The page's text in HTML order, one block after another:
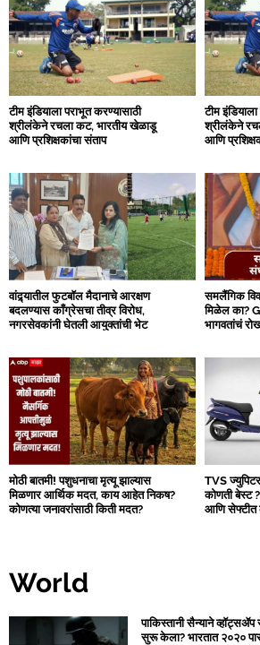
टीम इंडियाला पराभूत करण्यासाठी
श्रीलंकेने रचला कट, भारतीय खेळाडू
आणि प्रशिक्षकांचा संताप
टीम
श्रीलंकेने
आणि
वांद्र्यातील फुटबॉल मैदानाचे आरक्षण
बदलण्यास काँग्रेसचा तीव्र विरोध,
नगरसेवकांनी घेतली आयुक्तांची भेट
समलैंगिक
मिळेल का?
भागवतांचं
मोठी बातमी! पशुधनाचा मृत्यू झाल्यास
मिळणार आर्थिक मदत, काय आहेत निकष?
कोणत्या जनावरांसाठी किती मदत?
TVS
कोणती बेस्ट
आणि सेफ्टीत
World
पाकिस्तानी सैन्याने
सुरू केला? भारतात २०२०